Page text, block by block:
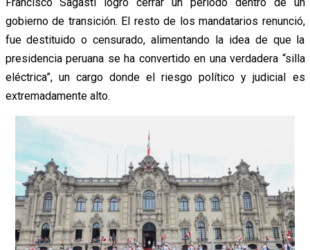
Francisco Sagasti logró cerrar un periodo dentro de un
gobierno de transición. El resto de los mandatarios renunció,
fue destituido o censurado, alimentando la idea de que la
presidencia peruana se ha convertido en una verdadera “silla
eléctrica”, un cargo donde el riesgo político y judicial es
extremadamente alto.